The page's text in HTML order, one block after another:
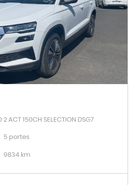
2 ACT 150CH SELECTION DSG7
5 portes
9834 km